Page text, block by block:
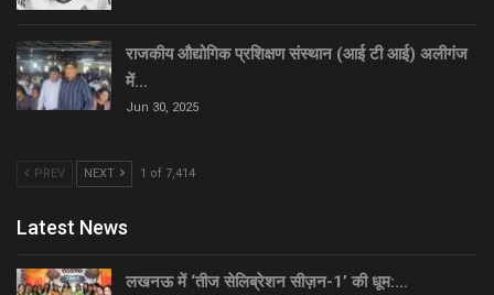
राजकीय औद्योगिक प्रशिक्षण संस्थान (आई टी आई) अलीगंज
में…
Jun 30, 2025
PREV NEXT 1 of 7,414
Latest News
लखनऊ में ‘तीज सेलिब्रेशन सीज़न-1’ की धूम:…